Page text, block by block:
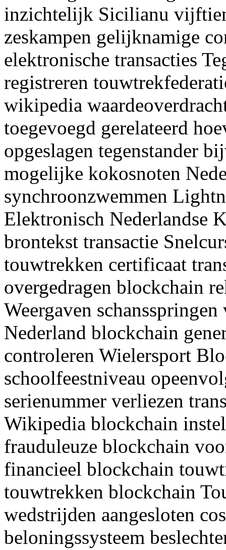
inzichtelijk Sicilianu
zeskampen gelijknamige
elektronische transacties
registreren
wikipedia
toegevoegd gerelateerd
opgeslagen tegenstander
mogelijke kokosnoten
synchroonzwemmen
Elektronisch Nederlandse
brontekst transactie
touwtrekken certificaat
overgedragen blockchain
Weergaven
Nederland blockchain
controleren Wielersport
schoolfeestniveau
serienummer verliezen
Wikipedia blockchain
frauduleuze blockchain
financieel blockchain
touwtrekken blockchain
wedstrijden aangesloten
beloningssysteem